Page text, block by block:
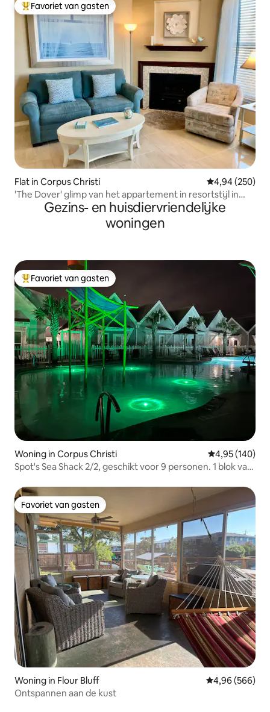
Topfavoriet van gasten
Favoriet van gasten
Flat in Corpus Christi Gemiddelde
4,94 (250)
'The Dover' glimp van het appartement in resortstijl in
Gezins- en huisdiervriendelijke
woningen
Topfavoriet van gasten
Favoriet van gasten
Woning in Corpus Christi Gemiddelde
4,95 (140)
Spot's Sea Shack 2/2, geschikt voor 9 personen. 1 blok van
Favoriet van gasten
Favoriet van gasten
Woning in Flour Bluff Gemiddelde
4,96 (566)
Ontspannen aan de kust